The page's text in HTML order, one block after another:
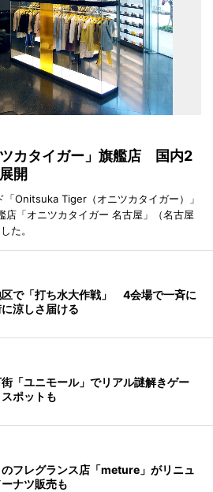
カタイガー」旗艦店 国内2
開
「Onitsuka Tiger（オニツカタイガー）」
店「オニツカタイガー 名古屋」（名古屋
た。
区で「打ち水大作戦」 4会場で一斉に
涼しさ届ける
「ユニモール」でリアル謎解きゲー
ポットも
フレグランス店「meture」がリニュ
ナツ販売も